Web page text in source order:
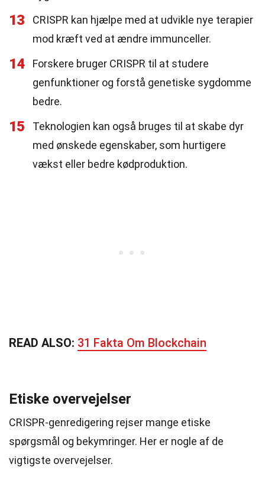
13
CRISPR kan hjælpe med at udvikle nye terapier
mod kræft ved at ændre immunceller.
14
Forskere bruger CRISPR til at studere
genfunktioner og forstå genetiske sygdomme
bedre.
15
Teknologien kan også bruges til at skabe dyr
med ønskede egenskaber, som hurtigere
vækst eller bedre kødproduktion.
READ ALSO: 31 Fakta Om Blockchain
Etiske overvejelser
CRISPR-genredigering rejser mange etiske
spørgsmål og bekymringer. Her er nogle af de
vigtigste overvejelser.